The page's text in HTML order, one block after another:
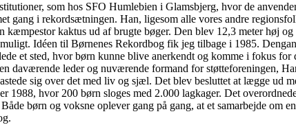
som hos SFO Humlebien i Glamsbjerg, hvor de
gang i rekordsætningen. Han, ligesom alle vores andre
kæmpestor kaktus ud af brugte bøger. Den blev 12,3 meter høj
Idéen til Børnenes Rekordbog fik jeg tilbage i 1985.
et sted, hvor børn kunne blive anerkendt og komme i fokus
daværende leder og nuværende formand for støtteforeningen,
sig over det med liv og sjæl. Det blev besluttet at lægge ud
1988, hvor 200 børn sloges med 2.000 lagkager. Det
børn og voksne oplever gang på gang, at et samarbejde